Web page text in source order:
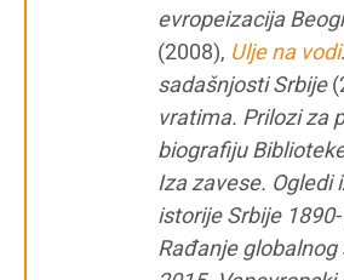
evropeizacija
(2008), Ulje na vodi.
sadašnjosti Srbije
vratima. Prilozi za
biografiju
Iza zavese. Ogledi
istorije Srbije
Rađanje globalnog